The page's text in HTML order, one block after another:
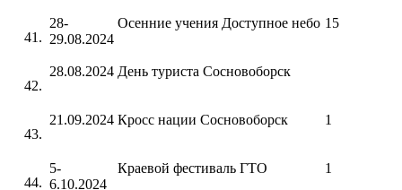
28-
29.08.2024
Осенние учения Доступное небо 15
28.08.2024 День туриста Сосновоборск
21.09.2024 Кросс нации Сосновоборск 1
5-
6.10.2024
Краевой фестиваль ГТО 1